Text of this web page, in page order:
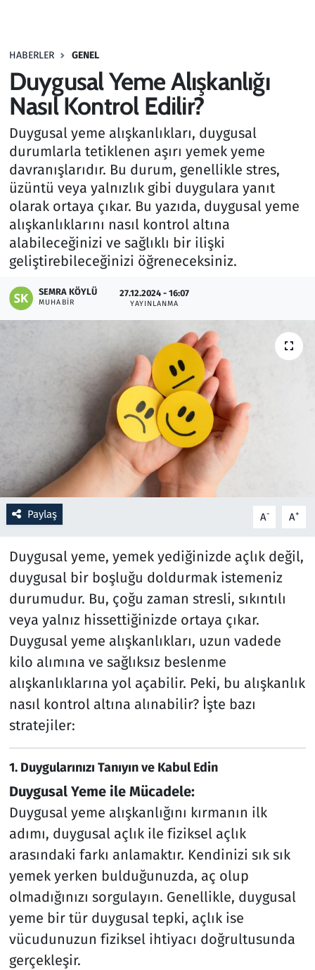
HABERLER GENEL
Duygusal Yeme Alışkanlığı
Nasıl Kontrol Edilir?
Duygusal yeme alışkanlıkları, duygusal
durumlarla tetiklenen aşırı yemek yeme
davranışlarıdır. Bu durum, genellikle stres,
üzüntü veya yalnızlık gibi duygulara yanıt
olarak ortaya çıkar. Bu yazıda, duygusal yeme
alışkanlıklarını nasıl kontrol altına
alabileceğinizi ve sağlıklı bir ilişki
geliştirebileceğinizi öğreneceksiniz.
SEMRA KÖYLÜ
MUHABIR
27.12.2024 - 16:07
YAYINLANMA
Paylaş A- A+
Duygusal yeme, yemek yediğinizde açlık değil,
duygusal bir boşluğu doldurmak istemeniz
durumudur. Bu, çoğu zaman stresli, sıkıntılı
veya yalnız hissettiğinizde ortaya çıkar.
Duygusal yeme alışkanlıkları, uzun vadede
kilo alımına ve sağlıksız beslenme
alışkanlıklarına yol açabilir. Peki, bu alışkanlık
nasıl kontrol altına alınabilir? İşte bazı
stratejiler:
1. Duygularınızı Tanıyın ve Kabul Edin
Duygusal Yeme ile Mücadele:
Duygusal yeme alışkanlığını kırmanın ilk
adımı, duygusal açlık ile fiziksel açlık
arasındaki farkı anlamaktır. Kendinizi sık sık
yemek yerken bulduğunuzda, aç olup
olmadığınızı sorgulayın. Genellikle, duygusal
yeme bir tür duygusal tepki, açlık ise
vücudunuzun fiziksel ihtiyacı doğrultusunda
gerçekleşir.
Haber
Kültür Sanat
Kurumsal Haberler
Lezzet Durağı
Memur ve Kamu
Otomobil
Rüya Tabirleri
Savunma Sanayi
Seçim 2023
Spor
Teknoloji ve Bilim
Televizyon